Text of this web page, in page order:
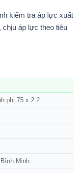
kiểm tra áp lực xuất
áp lực theo tiêu
phi 75 x 2.2
Minh